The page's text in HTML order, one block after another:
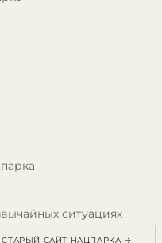
ситуациях
СТАРЫЙ САЙТ НАЦПАРКА →